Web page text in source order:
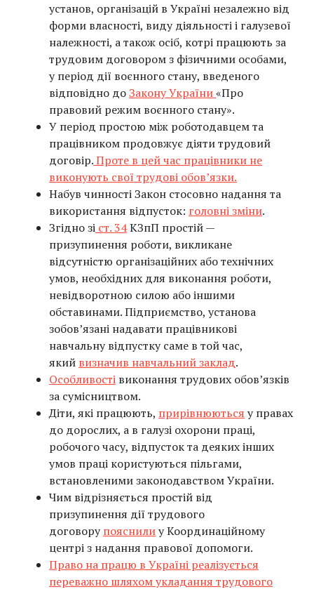
установ, організацій в Україні незалежно від
форми власності, виду діяльності і галузевої
належності, а також осіб, котрі працюють за
трудовим договором з фізичними особами,
у період дії воєнного стану, введеного
відповідно доЗакону України«Про
правовий режим воєнного стану».
У період простою між роботодавцем та
працівником продовжує діяти трудовий
договір.Проте в цей час працівники не
виконують свої трудові обов’язки.
Набув чинності Закон стосовно надання та
використання відпусток: головні зміни.
Згідно зі ст. 34КЗпП простій —
призупинення роботи, викликане
відсутністю організаційних або технічних
умов, необхідних для виконання роботи,
невідворотною силою або іншими
обставинами. Підприємство, установа
зобов’язані надавати працівникові
навчальну відпустку саме в той час,
який визначив навчальний заклад.
Особливості виконання трудових обовʼязків
за сумісництвом.
Діти, які працюють, прирівнюються у правах
до дорослих, а в галузі охорони праці,
робочого часу, відпусток та деяких інших
умов праці користуються пільгами,
встановленими законодавством України.
Чим відрізняється простій від
призупинення дії трудового
договорупояснилиу Координаційному
центрі з надання правової допомоги.
Право на працю в Україні реалізується
переважно шляхом укладання трудового